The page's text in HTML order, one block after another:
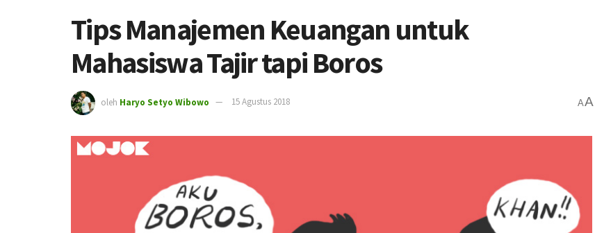
Tips Manajemen Keuangan untuk
Mahasiswa Tajir tapi Boros
oleh Haryo Setyo Wibowo 15 Agustus 2018 AA